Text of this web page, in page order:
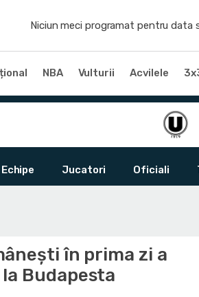
Niciun meci programat pentru data
NBA Vulturii Acvilele
Echipe Jucatori Oficiali
în prima zi a
Budapesta